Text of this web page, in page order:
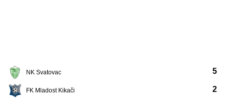
NK Svatovac
FK Mladost Kikači
5
2